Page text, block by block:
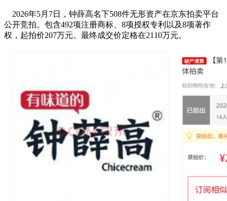
2026年5月7日，钟薛高名下508件无形资产在京东拍卖平台
公开竞拍。包含492项注册商标、8项授权专利以及8项著作
权，起拍价207万元。最终成交价定格在2110万元。